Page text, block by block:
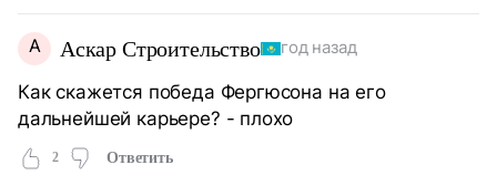
А Аскар Строительство год назад
Как скажется победа Фергюсона на его
дальнейшей карьере? - плохо
2 Ответить